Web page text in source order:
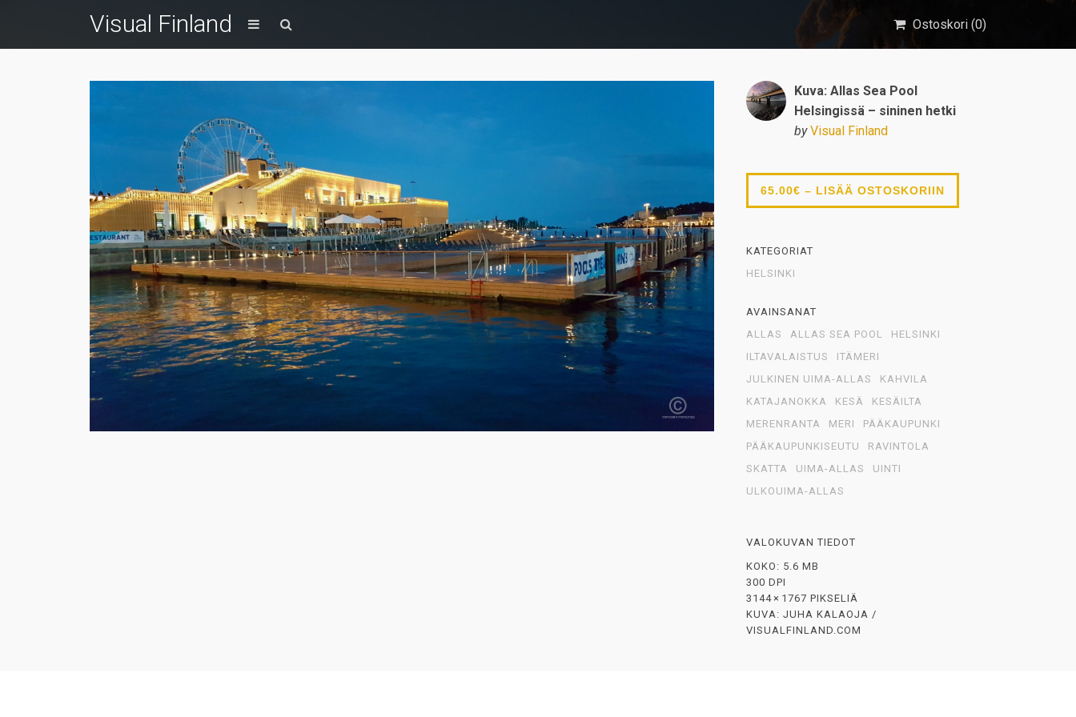
Visual Finland Ostoskori (0)
Kuva: Allas Sea Pool
Helsingissä – sininen hetki
by Visual Finland
65.00€ – LISÄÄ OSTOSKORIIN
KATEGORIAT
HELSINKI
AVAINSANAT
ALLAS
ALLAS SEA POOL
HELSINKI
ILTAVALAISTUS
ITÄMERI
JULKINEN UIMA-ALLAS
KAHVILA
KATAJANOKKA
KESÄ
KESÄILTA
MERENRANTA
MERI
PÄÄKAUPUNKI
PÄÄKAUPUNKISEUTU
RAVINTOLA
SKATTA
UIMA-ALLAS
UINTI
ULKOUIMA-ALLAS
VALOKUVAN TIEDOT
KOKO: 5.6 MB
300 DPI
3144 × 1767 PIKSELIÄ
KUVA: JUHA KALAOJA /
VISUALFINLAND.COM